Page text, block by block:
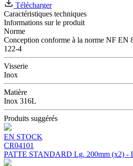
Télécharger
Caractéristiques techniques
Informations sur le produit
Norme
Conception conforme à la norme NF EN
122-4
Visserie
Inox
Matière
Inox 316L
Produits suggérés
EN STOCK
CR04101
PATTE STANDARD Lg. 200mm (x2) -